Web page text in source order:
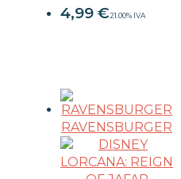
4,99 €21.00% IVA
RAVENSBURGER